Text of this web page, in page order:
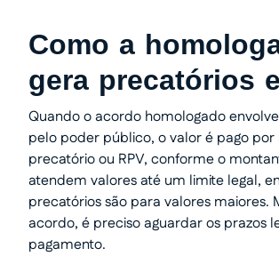
Como a
gera precatórios
Quando o acordo homologado
pelo poder público, o valor é pago
precatório ou RPV, conforme o
atendem valores até um limite legal,
precatórios são para valores maiores.
acordo, é preciso aguardar os prazos
pagamento.